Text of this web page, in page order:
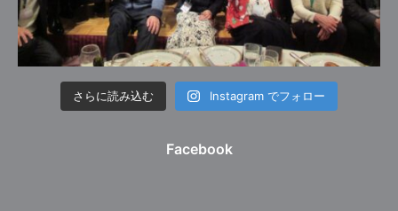
さらに読み込む Instagram でフォロー
Facebook